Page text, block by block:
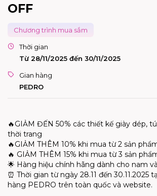
OFF
Chương trình mua sắm
Thời gian
Từ 28/11/2025 đến 30/11/2025
Gian hàng
PEDRO
🔥GIẢM ĐẾN 50% các thiết kế giày dép,
thời trang
🔥GIẢM THÊM 10% khi mua từ 2 sản
🔥 GIẢM THÊM 15% khi mua từ 3 sản
🌟 Hàng hiệu chính hãng dành cho nam
⏰ Thời gian từ ngày 28.11 đến 30.11.2025
hàng PEDRO trên toàn quốc và website.